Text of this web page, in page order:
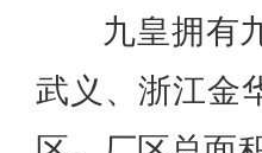
九皇拥有
武义、浙江金